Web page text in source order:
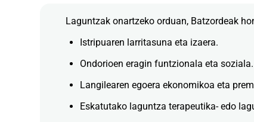
Laguntzak onartzeko orduan, Batzordeak
Istripuaren larritasuna eta izaera.
Ondorioen eragin funtzionala eta soziala.
Langilearen egoera ekonomikoa eta
Eskatutako laguntza terapeutika- edo